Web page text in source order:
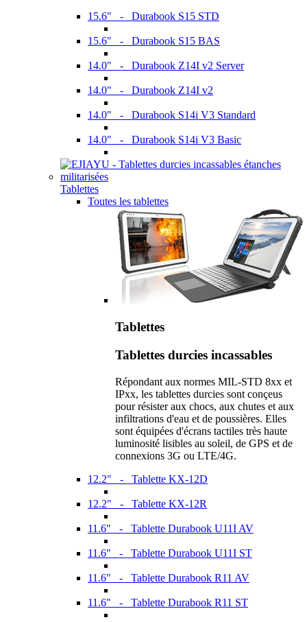
15.6" - Durabook S15 STD
15.6" - Durabook S15 BAS
14.0" - Durabook Z14I v2 Server
14.0" - Durabook Z14I v2
14.0" - Durabook S14i V3 Standard
14.0" - Durabook S14i V3 Basic
Tablettes
Toutes les tablettes
Tablettes
Tablettes durcies incassables
Répondant aux normes MIL-STD 8xx et
IPxx, les tablettes durcies sont conçeus
pour résister aux chocs, aux chutes et aux
infiltrations d'eau et de poussières. Elles
sont équipées d'écrans tactiles très haute
luminosité lisibles au soleil, de GPS et de
connexions 3G ou LTE/4G.
12.2" - Tablette KX-12D
12.2" - Tablette KX-12R
11.6" - Tablette Durabook U11I AV
11.6" - Tablette Durabook U11I ST
11.6" - Tablette Durabook R11 AV
11.6" - Tablette Durabook R11 ST